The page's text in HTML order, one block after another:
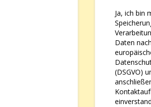
Ja, ich bin
Daten
(DSGVO)